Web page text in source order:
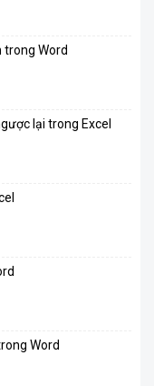
trong Word
lại trong Excel
Word